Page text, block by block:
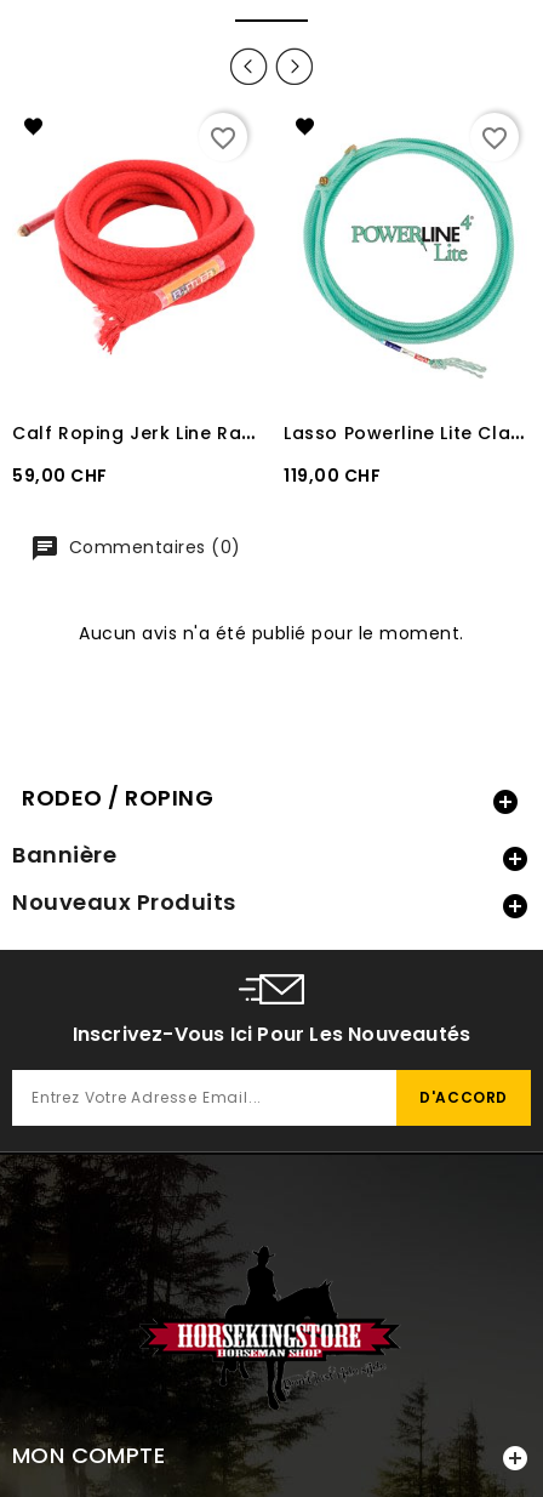
favorite_border
C
alf Roping Jerk Line Rattler 5,20 m
Prix
59,00 CHF
favorite_border
L
asso Powerline Lite Classic Rope 30' 9m
Prix
119,00 CHF
Commentaires (0)
Aucun avis n'a été publié pour le moment.
RODEO / ROPING 
Bannière 
Nouveaux Produits 
Inscrivez-Vous Ici Pour Les Nouveautés
MON COMPTE 